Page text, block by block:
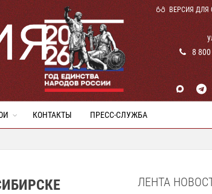
ВЕРСИЯ
8
КОНТАКТЫ ПРЕСС-СЛУЖБА
ЛЕНТА